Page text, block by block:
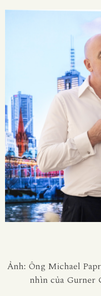
Ảnh: Ông Michael
nhìn của Gurner